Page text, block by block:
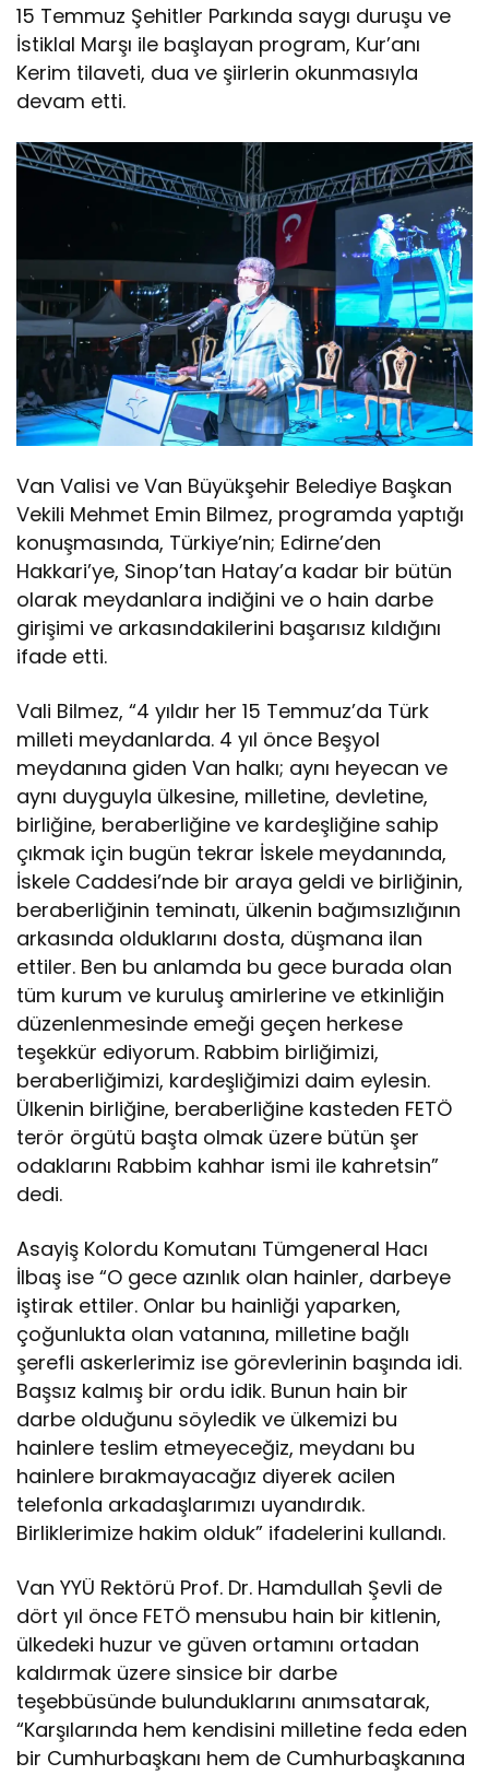
15 Temmuz Şehitler Parkında saygı duruşu ve
İstiklal Marşı ile başlayan program, Kur’anı
Kerim tilaveti, dua ve şiirlerin okunmasıyla
devam etti.
Van Valisi ve Van Büyükşehir Belediye Başkan
Vekili Mehmet Emin Bilmez, programda yaptığı
konuşmasında, Türkiye’nin; Edirne’den
Hakkari’ye, Sinop’tan Hatay’a kadar bir bütün
olarak meydanlara indiğini ve o hain darbe
girişimi ve arkasındakilerini başarısız kıldığını
ifade etti.
Vali Bilmez, “4 yıldır her 15 Temmuz’da Türk
milleti meydanlarda. 4 yıl önce Beşyol
meydanına giden Van halkı; aynı heyecan ve
aynı duyguyla ülkesine, milletine, devletine,
birliğine, beraberliğine ve kardeşliğine sahip
çıkmak için bugün tekrar İskele meydanında,
İskele Caddesi’nde bir araya geldi ve birliğinin,
beraberliğinin teminatı, ülkenin bağımsızlığının
arkasında olduklarını dosta, düşmana ilan
ettiler. Ben bu anlamda bu gece burada olan
tüm kurum ve kuruluş amirlerine ve etkinliğin
düzenlenmesinde emeği geçen herkese
teşekkür ediyorum. Rabbim birliğimizi,
beraberliğimizi, kardeşliğimizi daim eylesin.
Ülkenin birliğine, beraberliğine kasteden FETÖ
terör örgütü başta olmak üzere bütün şer
odaklarını Rabbim kahhar ismi ile kahretsin”
dedi.
Asayiş Kolordu Komutanı Tümgeneral Hacı
İlbaş ise “O gece azınlık olan hainler, darbeye
iştirak ettiler. Onlar bu hainliği yaparken,
çoğunlukta olan vatanına, milletine bağlı
şerefli askerlerimiz ise görevlerinin başında idi.
Başsız kalmış bir ordu idik. Bunun hain bir
darbe olduğunu söyledik ve ülkemizi bu
hainlere teslim etmeyeceğiz, meydanı bu
hainlere bırakmayacağız diyerek acilen
telefonla arkadaşlarımızı uyandırdık.
Birliklerimize hakim olduk” ifadelerini kullandı.
Van YYÜ Rektörü Prof. Dr. Hamdullah Şevli de
dört yıl önce FETÖ mensubu hain bir kitlenin,
ülkedeki huzur ve güven ortamını ortadan
kaldırmak üzere sinsice bir darbe
teşebbüsünde bulunduklarını anımsatarak,
“Karşılarında hem kendisini milletine feda eden
bir Cumhurbaşkanı hem de Cumhurbaşkanına